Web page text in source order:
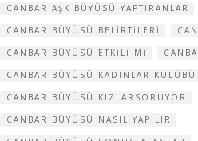
CANBAR AŞK BÜYÜSÜ YAPTIRANLAR
CANBAR BÜYÜSÜ BELIRTILERI
CANBAR BÜYÜSÜ ETKILI MI
CANBAR BÜYÜSÜ KADINLAR KULÜBÜ
CANBAR BÜYÜSÜ KIZLARSORUYOR
CANBAR BÜYÜSÜ NASIL YAPILIR